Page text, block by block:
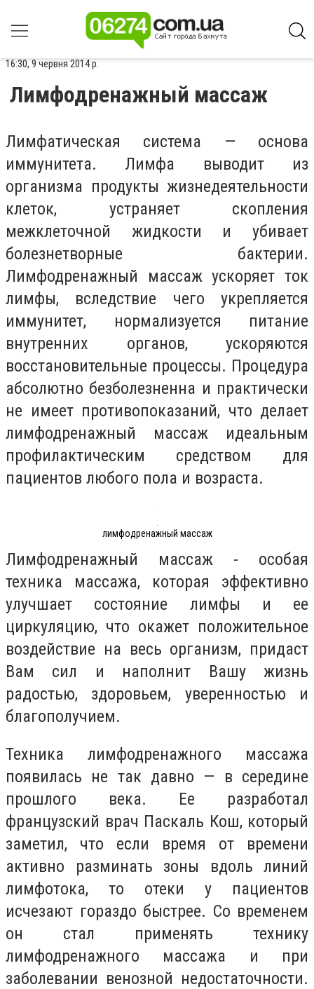
16:30, 9 червня 2014 р.
Лимфодренажный массаж
Лимфатическая система — основа
иммунитета. Лимфа выводит из
организма продукты жизнедеятельности
клеток, устраняет скопления
межклеточной жидкости и убивает
болезнетворные бактерии.
Лимфодренажный массаж ускоряет ток
лимфы, вследствие чего укрепляется
иммунитет, нормализуется питание
внутренних органов, ускоряются
восстановительные процессы. Процедура
абсолютно безболезненна и практически
не имеет противопоказаний, что делает
лимфодренажный массаж идеальным
профилактическим средством для
пациентов любого пола и возраста.
лимфодренажный массаж
Лимфодренажный массаж - особая
техника массажа, которая эффективно
улучшает состояние лимфы и ее
циркуляцию, что окажет положительное
воздействие на весь организм, придаст
Вам сил и наполнит Вашу жизнь
радостью, здоровьем, уверенностью и
благополучием.
Техника лимфодренажного массажа
появилась не так давно — в середине
прошлого века. Ее разработал
французский врач Паскаль Кош, который
заметил, что если время от времени
активно разминать зоны вдоль линий
лимфотока, то отеки у пациентов
исчезают гораздо быстрее. Со временем
он стал применять технику
лимфодренажного массажа и при
заболевании венозной недостаточности.